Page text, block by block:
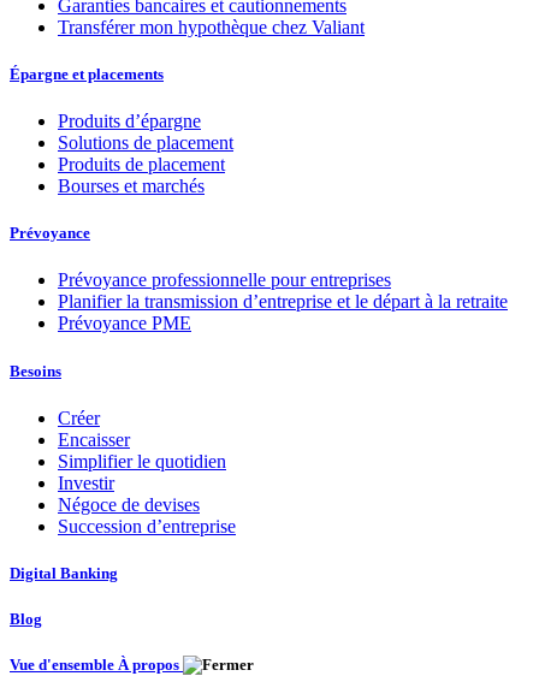
Garanties bancaires et cautionnements
Transférer mon hypothèque chez Valiant
Épargne et placements
Produits d’épargne
Solutions de placement
Produits de placement
Bourses et marchés
Prévoyance
Prévoyance professionnelle pour entreprises
Planifier la transmission d’entreprise et le départ à la retraite
Prévoyance PME
Besoins
Créer
Encaisser
Simplifier le quotidien
Investir
Négoce de devises
Succession d’entreprise
Digital Banking
Blog
Vue d'ensemble À propos